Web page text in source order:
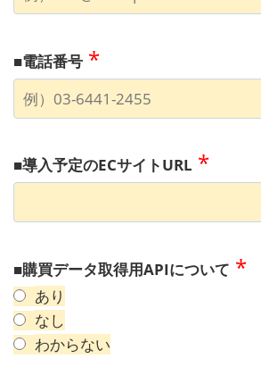
■電話番号 *
■導入予定のECサイトURL *
■購買データ取得用APIについて *
あり
なし
わからない